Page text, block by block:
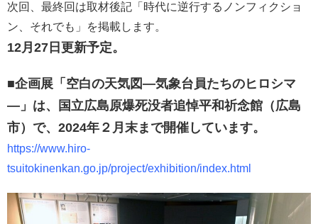
次回、最終回は取材後記「時代に逆行するノンフィクショ
ン、それでも」を掲載します。
12月27日更新予定。
■企画展「空白の天気図—気象台員たちのヒロシマ
―」は、国立広島原爆死没者追悼平和祈念館（広島
市）で、2024年２月末まで開催しています。
https://www.hiro-
tsuitokinenkan.go.jp/project/exhibition/index.html